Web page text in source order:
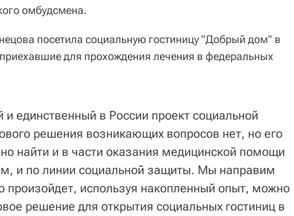
омбудсмена.
посетила социальную гостиницу "Добрый дом" в
приехавшие для прохождения лечения в федеральных
и единственный в России проект социальной
решения возникающих вопросов нет, но его
найти и в части оказания медицинской помощи
и по линии социальной защиты. Мы направим
произойдет, используя накопленный опыт, можно
решение для открытия социальных гостиниц в